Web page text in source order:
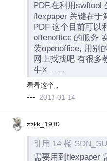
PDF,在利用swftool
flexpaper 关键在于第一步 文档转换成
PDF 这个目前可以
offenoffice 的服务
装openoffice, 用别的
网上找找吧 有很多教程 另外 一楼果断很
牛X ……
看看这个，
2013-01-14
zzkk_1980
引用 14 楼
需要用到flexpaper 需要先把文档转换成